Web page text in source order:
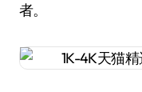
者。